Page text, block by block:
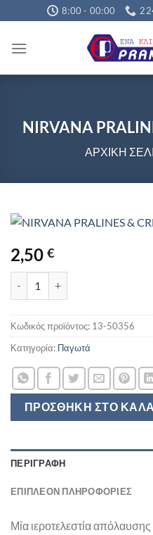
Μετάβαση
στο
περιεχόμενο
8:00 - 00:00
NIRVANA
ΑΡΧΙΚΉ
2,50 €
ΠΡΟΣΘΉΚΗ ΣΤΟ
Κωδικός προϊόντος: 13-50356
Κατηγορία: Παγωτά
ΠΕΡΙΓΡΑΦΉ
ΕΠΙΠΛΈΟΝ ΠΛΗΡΟΦΟΡΊΕΣ
Μία ιεροτελεστία